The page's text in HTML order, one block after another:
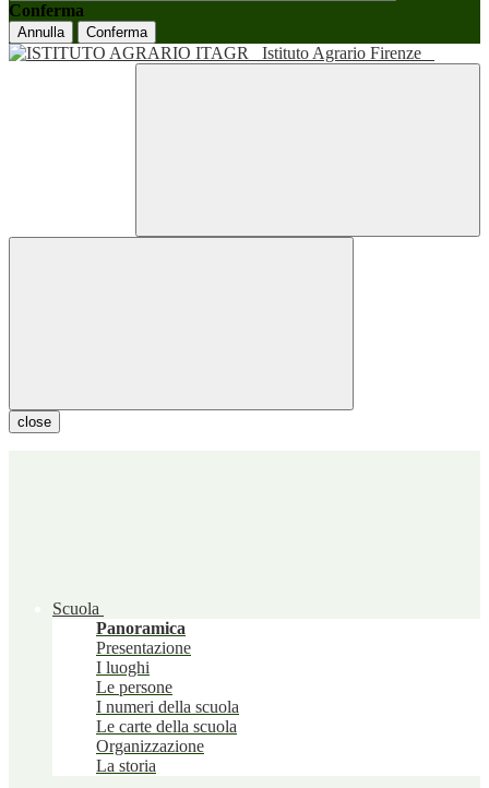
Conferma
Annulla Conferma
Istituto Agrario Firenze
close
Scuola
Panoramica
Presentazione
I luoghi
Le persone
I numeri della scuola
Le carte della scuola
Organizzazione
La storia